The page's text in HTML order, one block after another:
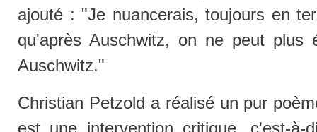
ajouté : "Je nuancerais, toujours en
qu'après Auschwitz, on ne peut plus
Auschwitz."
Christian Petzold a réalisé un pur